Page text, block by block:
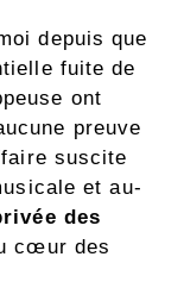
depuis que
fuite de
ont
preuve
suscite
et au-
des
cœur des